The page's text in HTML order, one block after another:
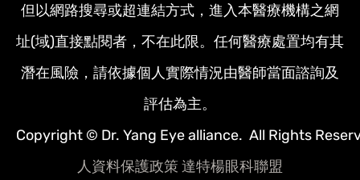
但以網路搜尋或超連結方式，進入本醫療機構之網
址(域)直接點閱者，不在此限。任何醫療處置均有其
潛在風險，請依據個人實際情況由醫師當面諮詢及
評估為主。
Copyright © Dr. Yang Eye alliance. All Rights
人資料保護政策達特楊眼科聯盟